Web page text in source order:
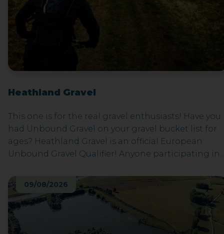
Heathland Gravel
This one is for the real gravel enthusiasts! Have you
had Unbound Gravel on your gravel bucket list for
ages? Heathland Gravel is an official European
Unbound Gravel Qualifier! Anyone participating in
trip, because 50 coins for Unbound Gravel 2027 are
to be claimed based on performance and lottery.
Just looking for a gravel weekend with friends?
Check out our 110 and 70 km routes. See you in 2026
in Maasmechelen for the third edition! Deze tocht
09/08/2026